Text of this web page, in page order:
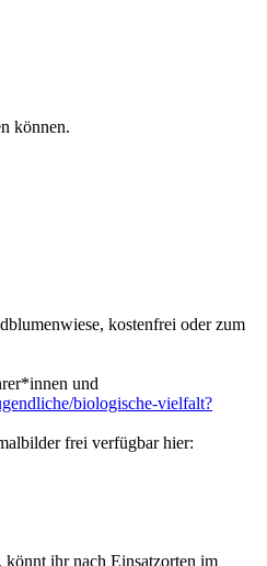
können.
kostenfrei oder zum
und
biologische-vielfalt?
frei verfügbar hier:
ihr nach Einsatzorten im